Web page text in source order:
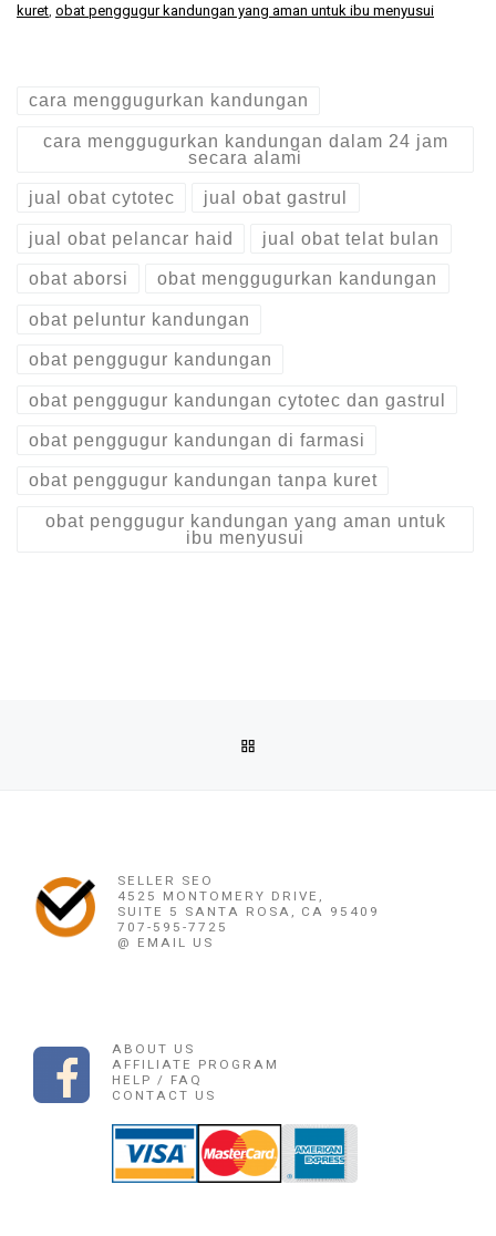
kuret obat penggugur kandungan yang aman untuk ibu menyusui
cara menggugurkan kandungan
cara menggugurkan kandungan dalam 24 jam
secara alami
jual obat cytotec jual obat gastrul
jual obat pelancar haid jual obat telat bulan
obat aborsi obat menggugurkan kandungan
obat peluntur kandungan
obat penggugur kandungan
obat penggugur kandungan cytotec dan gastrul
obat penggugur kandungan di farmasi
obat penggugur kandungan tanpa kuret
obat penggugur kandungan yang aman untuk
ibu menyusui
SELLER SEO
4525 MONTOMERY DRIVE,
SUITE 5 SANTA ROSA, CA 95409
707-595-7725
@ EMAIL US
ABOUT US
AFFILIATE PROGRAM
HELP / FAQ
CONTACT US